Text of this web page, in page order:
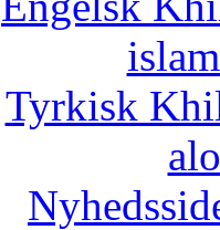
Tyrkisk